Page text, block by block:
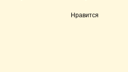
Нравится